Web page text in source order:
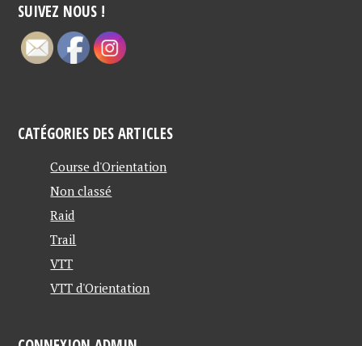
SUIVEZ NOUS !
CATÉGORIES DES ARTICLES
Course d'Orientation
Non classé
Raid
Trail
VTT
VTT d'Orientation